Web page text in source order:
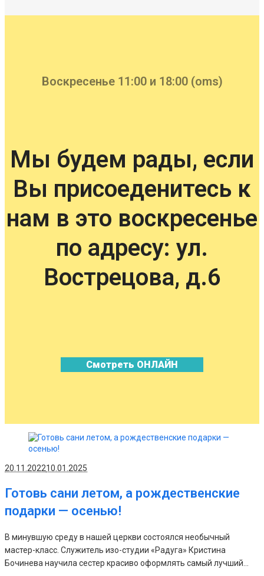
Воскресенье 11:00 и 18:00 (oms)
Мы будем рады, если
Вы присоеденитесь к
нам в это воскресенье
по адресу: ул.
Вострецова, д.6
Смотреть ОНЛАЙН
20.11.202210.01.2025
Готовь сани летом, а рождественские
подарки — осенью!
В минувшую среду в нашей церкви состоялся необычный
мастер-класс. Служитель изо-студии «Радуга» Кристина
Бочинева научила сестер красиво оформлять самый лучший...